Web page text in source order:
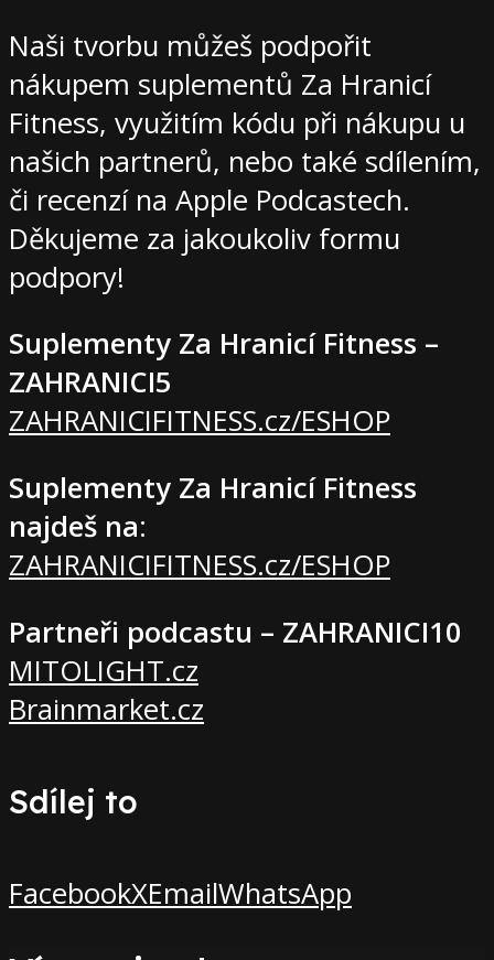
Naši tvorbu můžeš podpořit
nákupem suplementů Za Hranicí
Fitness, využitím kódu při nákupu u
našich partnerů, nebo také sdílením,
či recenzí na Apple Podcastech.
Děkujeme za jakoukoliv formu
podpory!
Suplementy Za Hranicí Fitness –
ZAHRANICI5
ZAHRANICIFITNESS.cz/ESHOP
Suplementy Za Hranicí Fitness
najdeš na:
ZAHRANICIFITNESS.cz/ESHOP
Partneři podcastu – ZAHRANICI10
MITOLIGHT.cz
Brainmarket.cz
Sdílej to
FacebookXEmailWhatsApp